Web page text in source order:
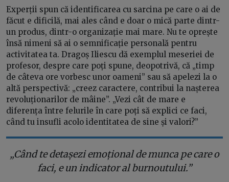
Experții spun că identificarea cu sarcina pe care o ai de
făcut e dificilă, mai ales când e doar o mică parte dintr-
un produs, dintr-o organizație mai mare. Nu te oprește
însă nimeni să ai o semnificație personală pentru
activitatea ta. Dragoș Iliescu dă exemplul meseriei de
profesor, despre care poți spune, deopotrivă, că „timp
de câteva ore vorbesc unor oameni” sau să apelezi la o
altă perspectivă: „creez caractere, contribui la nașterea
revoluționarilor de mâine”. „Vezi cât de mare e
diferența între felurile în care poți să explici ce faci,
când tu insufli acolo identitatea de sine și valori?”
„Când te detașezi emoțional de munca pe care o
faci, e un indicator al burnoutului.”